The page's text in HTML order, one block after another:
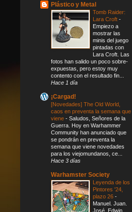
Plástico y Metal
Tomb Raider:
Lara Croft -
Empiezo a
mostrar las
minis del juego
pintadas con
Lara Croft. Las
fotos han salido un poco sobre-
expuestas, pero estoy muy
contento con el resultado fin...
Hace 1 día
¡Cargad!
[Novedades] The Old World,
caos en preventa la semana que
viene - Saludos, Señores de la
Guerra. Hoy en Warhammer
Community han anunciado que
se pondrán en preventa la
semana que viene novedades
para los viejomundanos, ce...
Hace 3 días
Warhamster Society
Leyenda de los
Pintores '24,
plazo 26 -
Manuel. Juan.
José. Edwin.